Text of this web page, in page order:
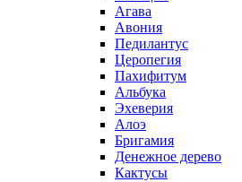
Агава
Авония
Педилантус
Церопегия
Пахифитум
Альбука
Эхеверия
Алоэ
Бригамия
Денежное дерево
Кактусы